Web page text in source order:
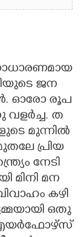
​ജ​ന​
​ഓ​രോ​ ​രൂ​പ​
​ത​
​മു​ന്നി​ൽ​
​പ്രി​യ​
​നേ​ടി​
​മി​നി​ ​മ​ന​
​ക​ഴി​
​ഒ​തു​
​എ​യ​ർ​ഫോ​ഴ്സ്